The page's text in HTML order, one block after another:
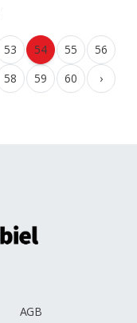
53 54 55
56
58 59 60 ›
AGB